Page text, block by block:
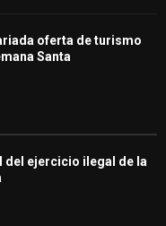
oferta de turismo
Santa
del ejercicio ilegal de la